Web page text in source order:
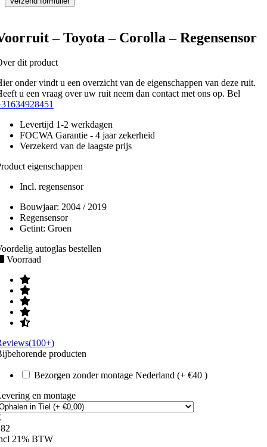
– Toyota – Corolla – Regensensor
dit product
onder vindt u een overzicht van de eigenschappen van deze ruit.
u een vraag over uw ruit neem dan contact met ons op. Bel
Levertijd 1-2 werkdagen
FOCWA Garantie - 4 jaar zekerheid
Verzekerd van de laagste prijs
eigenschappen
Incl. regensensor
Bouwjaar: 2004 / 2019
Regensensor
Getint: Groen
autoglas bestellen
Voorraad
producten
Bezorgen zonder montage Nederland (+ €40 )
en montage
21% BTW